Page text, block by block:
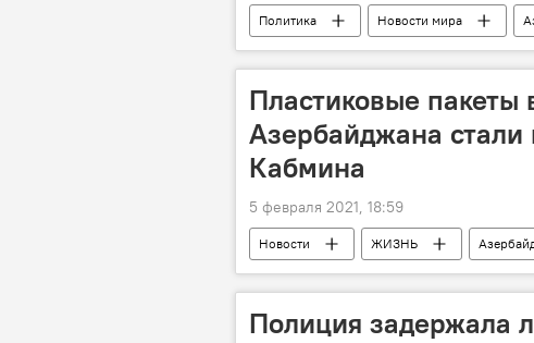
Политика Новости мира
парламент
Пластиковые пакеты
Азербайджана
Кабмина
5 февраля 2021, 18:59
Новости ЖИЗНЬ
Полиция задержала